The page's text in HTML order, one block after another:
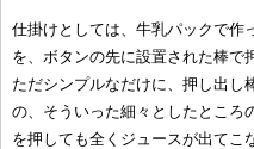
仕掛けとしては、牛乳パックで作
を、ボタンの先に設置された棒で
ただシンプルなだけに、押し出し
の、そういった細々としたところ
を押しても全くジュースが出てこ